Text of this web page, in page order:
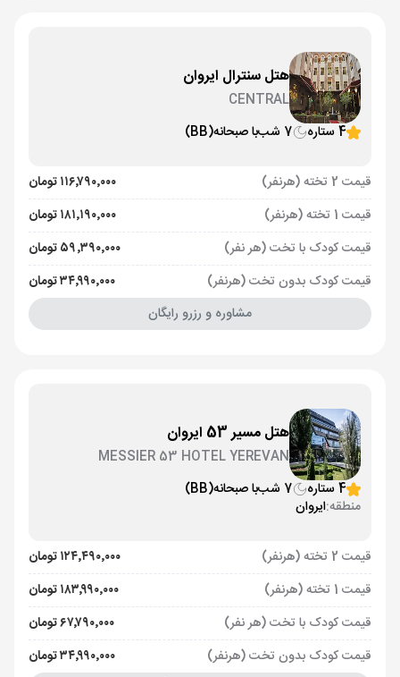
هتل سنترال ایروان
CENTRAL
4 ستاره
7 شب با صبحانه(BB)
قیمت 2 تخته (هرنفر)
۱۱۶٬۷۹۰٬۰۰۰ تومان
قیمت 1 تخته (هرنفر)
۱۸۱٬۱۹۰٬۰۰۰ تومان
قیمت کودک با تخت (هر نفر)
۵۹٬۳۹۰٬۰۰۰ تومان
قیمت کودک بدون تخت (هرنفر)
۳۴٬۹۹۰٬۰۰۰ تومان
مشاوره و رزرو رایگان
هتل مسیر 53 ایروان
MESSIER 53 HOTEL YEREVAN
4 ستاره
7 شب با صبحانه(BB)
منطقه:ایروان
قیمت 2 تخته (هرنفر)
۱۲۴٬۴۹۰٬۰۰۰ تومان
قیمت 1 تخته (هرنفر)
۱۸۳٬۹۹۰٬۰۰۰ تومان
قیمت کودک با تخت (هر نفر)
۶۷٬۷۹۰٬۰۰۰ تومان
قیمت کودک بدون تخت (هرنفر)
۳۴٬۹۹۰٬۰۰۰ تومان